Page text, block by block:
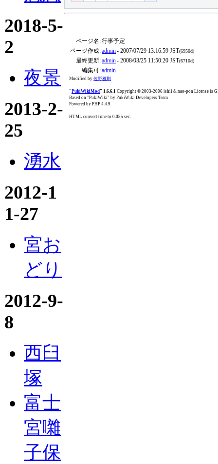
2018-5-
2
夜景
2013-2-
25
湧水
2012-1
1-27
宮お
どり
2012-9-
8
西臼
塚
富士
宮囃
子保
ページ名:行事予定
ページ作成:admin- 2007/07/29 13:16:59 JST(6950d)
最終更新:admin- 2008/03/25 11:50:20 JST(6710d)
編集可:admin
Modified by 佐野雅則
"PukiWikiMod" 1.6.6.1 Copyright © 2003-2006 ishii & nao-pon License is
Based on "PukiWiki" by PukiWiki Developers Team
Powered by PHP 4.4.9
HTML convert time to 0.055 sec.